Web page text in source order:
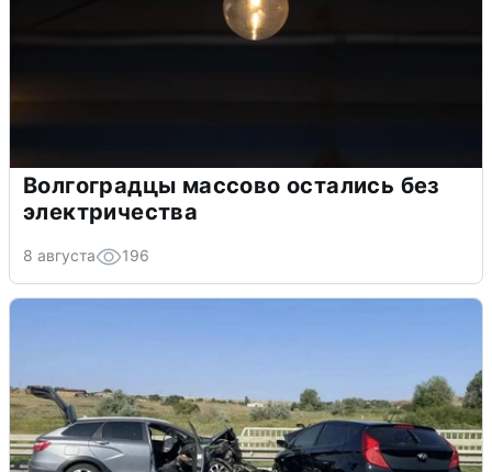
Волгоградцы массово остались без
электричества
8 августа 196